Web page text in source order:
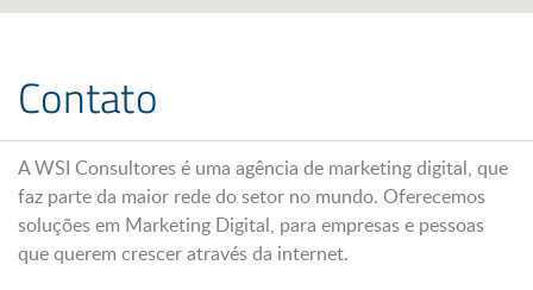
Contato
A WSI Consultores é uma agência de marketing digital, que
faz parte da maior rede do setor no mundo. Oferecemos
soluções em Marketing Digital, para empresas e pessoas
que querem crescer através da internet.